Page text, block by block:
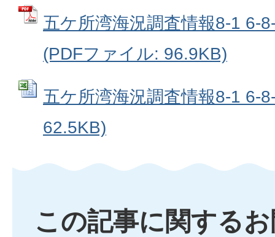
五ケ所湾海況調査情報8-1 6-
(PDFファイル: 96.9KB)
五ケ所湾海況調査情報8-1 6-
62.5KB)
この記事に関する